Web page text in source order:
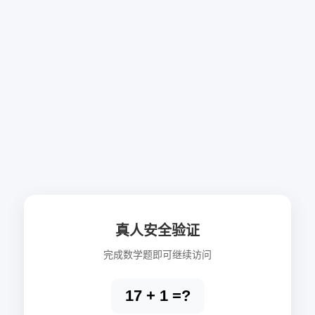
真人安全验证
完成数学题即可继续访问
17 + 1 =?